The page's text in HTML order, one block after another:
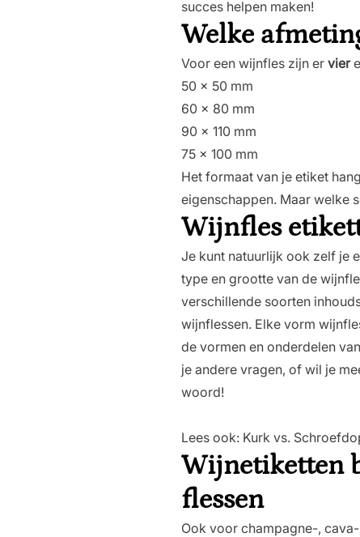
succes helpen maken!
Welke
Voor een wijnfles zijn er vier
50 x 50 mm
60 x 80 mm
90 x 110 mm
75 x 100 mm
Het formaat van je etiket
eigenschappen. Maar welke
Wijnfles
Je kunt natuurlijk ook zelf je
type en grootte van de
verschillende soorten
wijnflessen. Elke vorm
de vormen en onderdelen
je andere vragen, of wil je
woord!
Lees ook: Kurk vs.
Wijnetiketten
flessen
Ook voor champagne-,